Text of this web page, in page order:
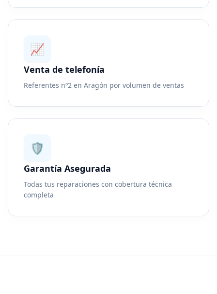
📈
Venta de telefonía
Referentes nº2 en Aragón por volumen de ventas
🛡️
Garantía Asegurada
Todas tus reparaciones con cobertura técnica
completa